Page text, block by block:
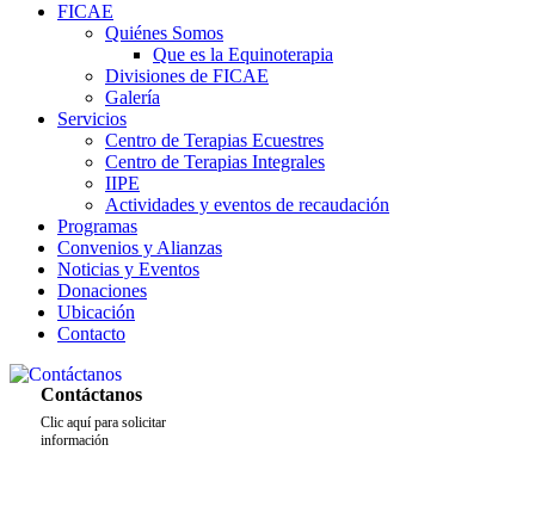
FICAE
Quiénes Somos
Que es la Equinoterapia
Divisiones de FICAE
Galería
Servicios
Centro de Terapias Ecuestres
Centro de Terapias Integrales
IIPE
Actividades y eventos de recaudación
Programas
Convenios y Alianzas
Noticias y Eventos
Donaciones
Ubicación
Contacto
Contáctanos
Clic aquí para solicitar
información